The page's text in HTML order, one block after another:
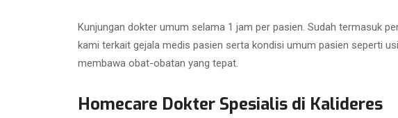
Kunjungan dokter umum selama 1 jam per pasien. Sudah termasuk
kami terkait gejala medis pasien serta kondisi umum pasien seperti
membawa obat-obatan yang tepat.
Homecare Dokter Spesialis di Kalideres